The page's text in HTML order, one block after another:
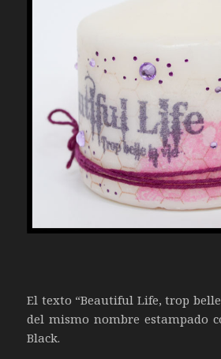
El texto “Beautiful Life, trop
del mismo nombre estampado
Black.